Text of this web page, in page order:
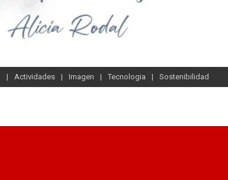
Actividades Imagen Tecnologia Sostenibilidad